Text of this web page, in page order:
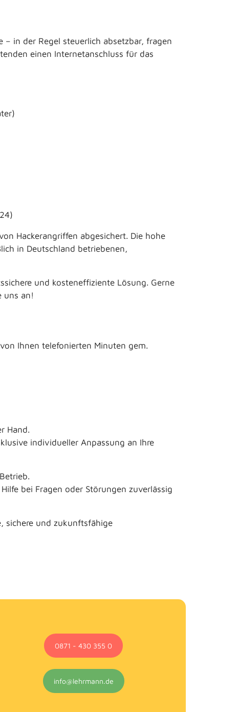
in der Regel steuerlich absetzbar, fragen
einen Internetanschluss für das
Hackerangriffen abgesichert. Die hohe
in Deutschland betriebenen,
und kosteneffiziente Lösung. Gerne
uns an!
Ihnen telefonierten Minuten gem.
Hand.
individueller Anpassung an Ihre
bei Fragen oder Störungen zuverlässig
sichere und zukunftsfähige
0871 - 430 355 0
info@lehrmann.de